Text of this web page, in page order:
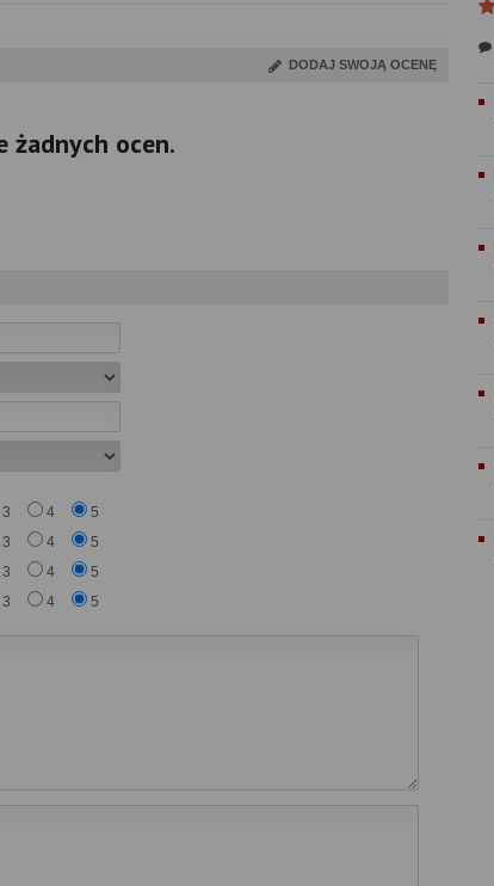
DODAJ SWOJĄ OCENĘ
żadnych ocen.
3 4 5
3 4 5
3 4 5
3 4 5